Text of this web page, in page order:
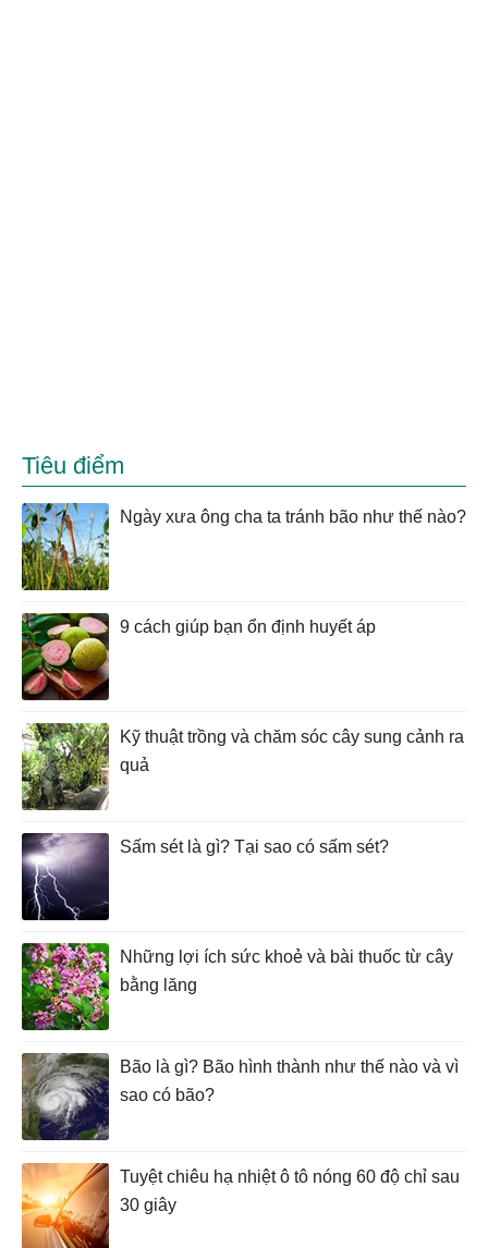
Tiêu điểm
Ngày xưa ông cha ta tránh bão như thế nào?
9 cách giúp bạn ổn định huyết áp
Kỹ thuật trồng và chăm sóc cây sung cảnh ra
quả
Sấm sét là gì? Tại sao có sấm sét?
Những lợi ích sức khoẻ và bài thuốc từ cây
bằng lăng
Bão là gì? Bão hình thành như thế nào và vì
sao có bão?
Tuyệt chiêu hạ nhiệt ô tô nóng 60 độ chỉ sau
30 giây